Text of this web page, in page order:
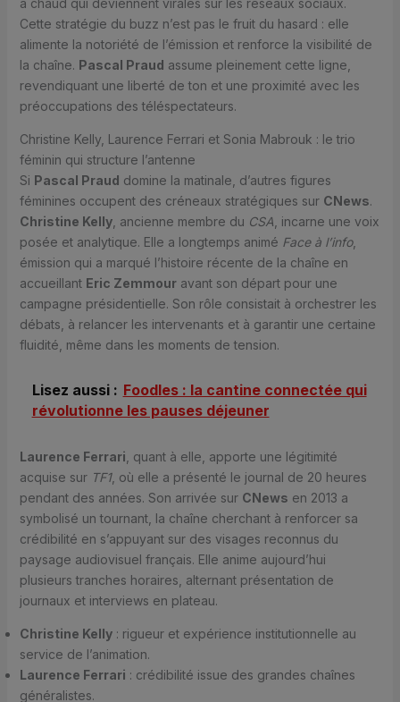
à chaud qui deviennent virales sur les réseaux sociaux.
Cette stratégie du buzz n’est pas le fruit du hasard : elle
alimente la notoriété de l’émission et renforce la visibilité de
la chaîne. Pascal Praud assume pleinement cette ligne,
revendiquant une liberté de ton et une proximité avec les
préoccupations des téléspectateurs.
Christine Kelly, Laurence Ferrari et Sonia Mabrouk : le trio
féminin qui structure l’antenne
Si Pascal Praud domine la matinale, d’autres figures
féminines occupent des créneaux stratégiques sur CNews.
Christine Kelly, ancienne membre du CSA , incarne une voix
posée et analytique. Elle a longtemps animé Face à l’info,
émission qui a marqué l’histoire récente de la chaîne en
accueillant Eric Zemmouravant son départ pour une
campagne présidentielle. Son rôle consistait à orchestrer les
débats, à relancer les intervenants et à garantir une certaine
fluidité, même dans les moments de tension.
Lisez aussi : Foodles : la cantine connectée qui
révolutionne les pauses déjeuner
Laurence Ferrari , quant à elle, apporte une légitimité
acquise sur TF1, où elle a présenté le journal de 20 heures
pendant des années. Son arrivée sur CNews en 2013 a
symbolisé un tournant, la chaîne cherchant à renforcer sa
crédibilité en s’appuyant sur des visages reconnus du
paysage audiovisuel français. Elle anime aujourd’hui
plusieurs tranches horaires, alternant présentation de
journaux et interviews en plateau.
Christine Kelly: rigueur et expérience institutionnelle au
service de l’animation.
Laurence Ferrari : crédibilité issue des grandes chaînes
généralistes.